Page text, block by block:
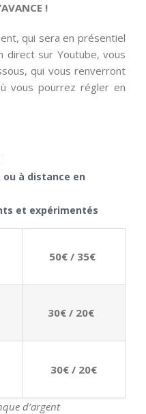
!
qui sera en présentiel
direct sur Youtube, vous
qui vous renverront
vous pourrez régler en
à distance en
et expérimentés
50€ / 35€
30€ / 20€
30€ / 20€
d’argent